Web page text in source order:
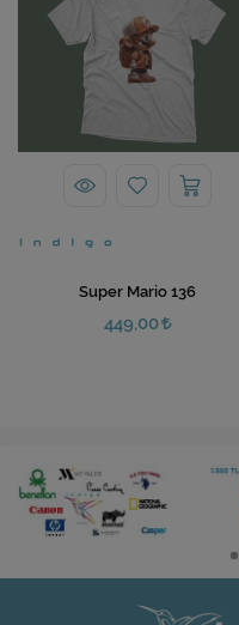
Super Mario 136
449,00